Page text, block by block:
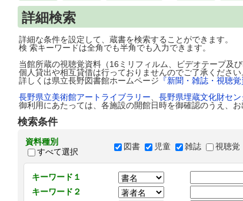
詳細検索
詳細な条件を設定して、蔵書を検索することができます。
検 索キーワードは全角でも半角でも入力できます。
当館所蔵の視聴覚資料（16ミリフィルム、ビデオテープ及
個人貸出や相互貸借は行っておりませんのでご了承ください
詳しくは県立長野図書館ホームページ 『新聞・雑誌・視聴
長野県立美術館アートライブラリー
長野県埋蔵文化財セ
御利用にあたっては、各施設の開館日時を御確認のうえ、お
検索条件
資料種別
すべて選択
図書 児童 雑誌 視聴覚
キーワード１
キーワード２